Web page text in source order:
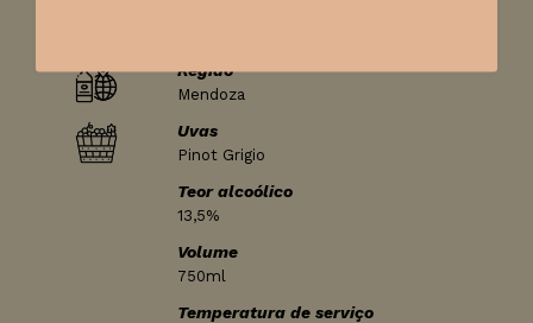
Região
Mendoza
Uvas
Pinot Grigio
Teor alcoólico
13,5%
Volume
750ml
Temperatura de serviço